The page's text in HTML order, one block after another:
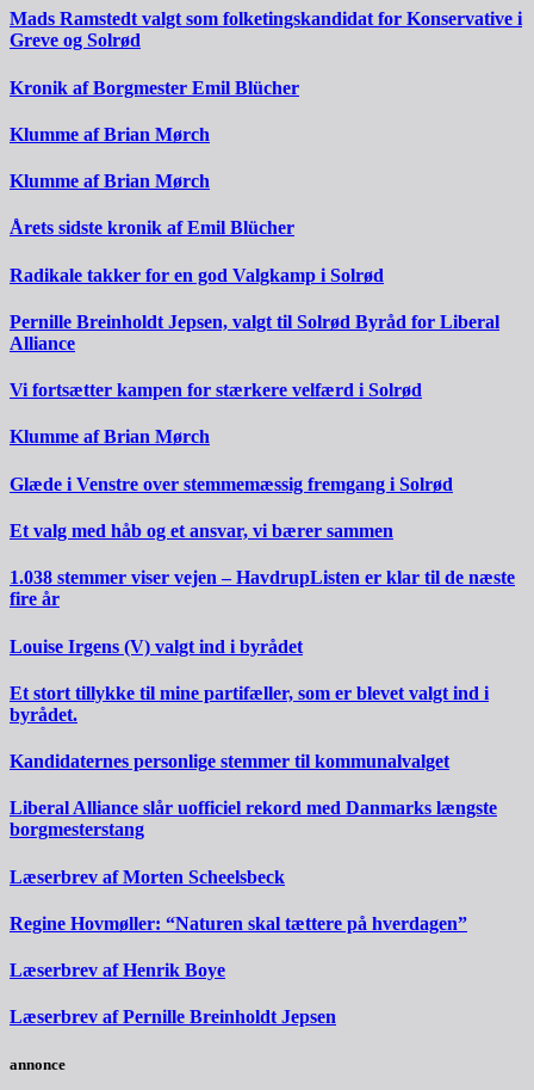
Mads Ramstedt valgt som folketingskandidat for Konservative i
Greve og Solrød
Kronik af Borgmester Emil Blücher
Klumme af Brian Mørch
Klumme af Brian Mørch
Årets sidste kronik af Emil Blücher
Radikale takker for en god Valgkamp i Solrød
Pernille Breinholdt Jepsen, valgt til Solrød Byråd for Liberal
Alliance
Vi fortsætter kampen for stærkere velfærd i Solrød
Klumme af Brian Mørch
Glæde i Venstre over stemmemæssig fremgang i Solrød
Et valg med håb og et ansvar, vi bærer sammen
1.038 stemmer viser vejen – HavdrupListen er klar til de næste
fire år
Louise Irgens (V) valgt ind i byrådet
Et stort tillykke til mine partifæller, som er blevet valgt ind i
byrådet.
Kandidaternes personlige stemmer til kommunalvalget
Liberal Alliance slår uofficiel rekord med Danmarks længste
borgmesterstang
Læserbrev af Morten Scheelsbeck
Regine Hovmøller: “Naturen skal tættere på hverdagen”
Læserbrev af Henrik Boye
Læserbrev af Pernille Breinholdt Jepsen
annonce